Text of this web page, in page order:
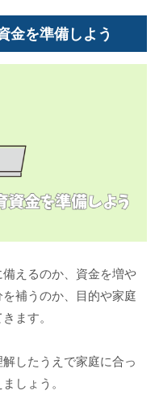
金を準備しよう
えるのか、資金を増や
補うのか、目的や家庭
ます。
したうえで家庭に合っ
しょう。